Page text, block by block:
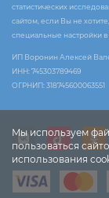
Мы используем
пользоваться
использования
статистических
сайтом, если Вы не
специальные настройки в
ИП Воронин Алексей
ИНН: 745303789469
ОГРНИП: 318745600063551